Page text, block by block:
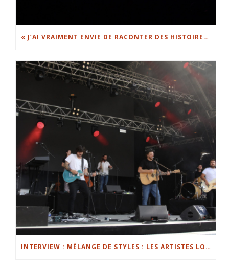
« J’AI VRAIMENT ENVIE DE RACONTER DES HISTOIRES » : DYLAN DYLAN
INTERVIEW : MÉLANGE DE STYLES : LES ARTISTES LOCAUX AU CABARET VERT 3/3